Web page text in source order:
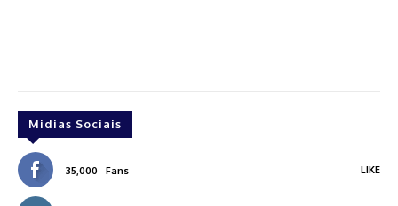
Midias Sociais
35,000 Fans LIKE